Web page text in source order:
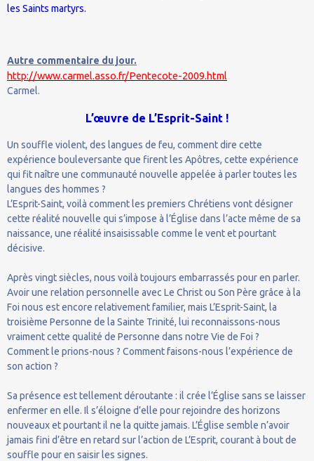
les Saints martyrs.
Autre commentaire du jour.
http://www.carmel.asso.fr/Pentecote-2009.html
Carmel.
L’œuvre de L’Esprit-Saint !
Un souffle violent, des langues de feu, comment dire cette
expérience bouleversante que firent les Apôtres, cette expérience
qui fit naître une communauté nouvelle appelée à parler toutes les
langues des hommes ?
L’Esprit-Saint, voilà comment les premiers Chrétiens vont désigner
cette réalité nouvelle qui s’impose à l’Église dans l’acte même de sa
naissance, une réalité insaisissable comme le vent et pourtant
décisive.
Après vingt siècles, nous voilà toujours embarrassés pour en parler.
Avoir une relation personnelle avec Le Christ ou Son Père grâce à la
Foi nous est encore relativement familier, mais L’Esprit-Saint, la
troisième Personne de la Sainte Trinité, lui reconnaissons-nous
vraiment cette qualité de Personne dans notre Vie de Foi ?
Comment le prions-nous ? Comment faisons-nous l’expérience de
son action ?
Sa présence est tellement déroutante : il crée l’Église sans se laisser
enfermer en elle. Il s’éloigne d’elle pour rejoindre des horizons
nouveaux et pourtant il ne la quitte jamais. L’Église semble n’avoir
jamais fini d’être en retard sur l’action de L’Esprit, courant à bout de
souffle pour en saisir les signes.